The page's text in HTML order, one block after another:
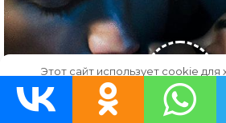
GIF
Этот сайт использует cookie для
Продолжая использовать сайт, Вы
работу с этими файлами.